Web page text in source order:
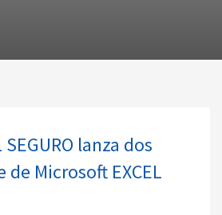
SEGURO lanza dos
de Microsoft EXCEL